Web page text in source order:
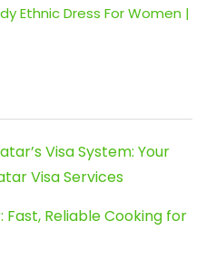
Ethnic Dress For Women |
Visa System: Your
Visa Services
Fast, Reliable Cooking for